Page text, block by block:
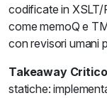
codificate in
come memoQ e
con revisori umani
Takeaway
statiche: